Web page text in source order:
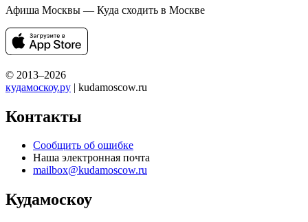
Афиша Москвы — Куда сходить в Москве
© 2013–2026
кудамоскоу.ру | kudamoscow.ru
Контакты
Сообщить об ошибке
Наша электронная почта
mailbox@kudamoscow.ru
Кудамоскоу